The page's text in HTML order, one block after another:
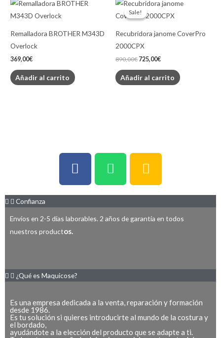
Remalladora BROTHER M343D
Overlock
369,00€
Añadir al carrito
Sale!
Sale!
Recubridora janome CoverPro
2000CPX
890,00€
price
was:
725,00€
price
is:
Añadir al carrito
a
c
e
b
o
-
f
h
a
t
s
a
h
o
n
e
-
t
Confianza
Envíos en 2-5 días laborables. 2 años de garantía en todos
nuestros productos.
¿Qué es Maquicose?
Es una empresa dedicada a la venta, reparación y formación
desde 1986.
Es tu solución si quieres introducirte al mundo de la costura y
el bordado,
ayudándote a la elección del producto que se adapte a ti.